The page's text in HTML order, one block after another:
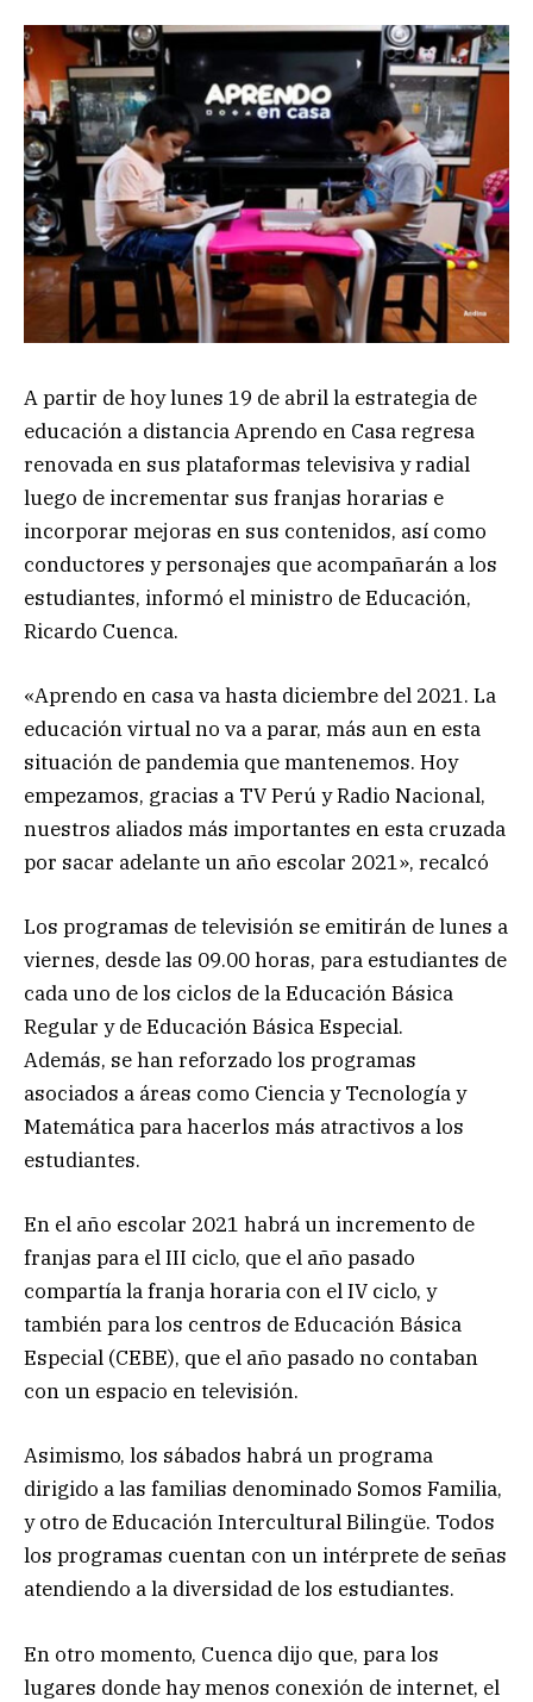
A partir de hoy lunes 19 de abril la estrategia de
educación a distancia Aprendo en Casa regresa
renovada en sus plataformas televisiva y radial
luego de incrementar sus franjas horarias e
incorporar mejoras en sus contenidos, así como
conductores y personajes que acompañarán a los
estudiantes, informó el ministro de Educación,
Ricardo Cuenca.
«Aprendo en casa va hasta diciembre del 2021. La
educación virtual no va a parar, más aun en esta
situación de pandemia que mantenemos. Hoy
empezamos, gracias a TV Perú y Radio Nacional,
nuestros aliados más importantes en esta cruzada
por sacar adelante un año escolar 2021», recalcó
Los programas de televisión se emitirán de lunes a
viernes, desde las 09.00 horas, para estudiantes de
cada uno de los ciclos de la Educación Básica
Regular y de Educación Básica Especial.
Además, se han reforzado los programas
asociados a áreas como Ciencia y Tecnología y
Matemática para hacerlos más atractivos a los
estudiantes.
En el año escolar 2021 habrá un incremento de
franjas para el III ciclo, que el año pasado
compartía la franja horaria con el IV ciclo, y
también para los centros de Educación Básica
Especial (CEBE), que el año pasado no contaban
con un espacio en televisión.
Asimismo, los sábados habrá un programa
dirigido a las familias denominado Somos Familia,
y otro de Educación Intercultural Bilingüe. Todos
los programas cuentan con un intérprete de señas
atendiendo a la diversidad de los estudiantes.
En otro momento, Cuenca dijo que, para los
lugares donde hay menos conexión de internet, el